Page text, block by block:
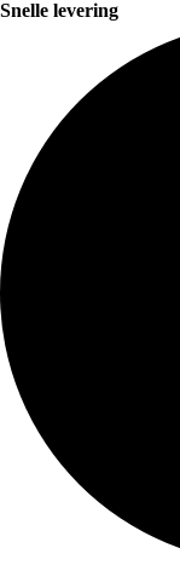
Snelle levering